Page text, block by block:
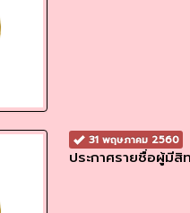
31 พฤษภาคม 2560
ประกาศรายชื่อผู้มีสิ